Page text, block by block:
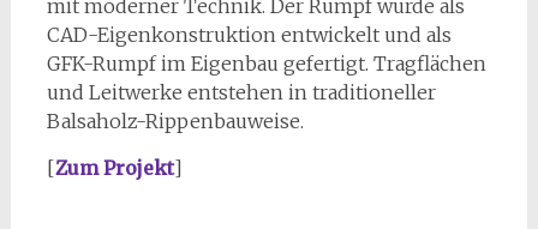
mit moderner Technik. Der Rumpf wurde als
CAD-Eigenkonstruktion entwickelt und als
GFK-Rumpf im Eigenbau gefertigt. Tragflächen
und Leitwerke entstehen in traditioneller
Balsaholz-Rippenbauweise.
[Zum Projekt]